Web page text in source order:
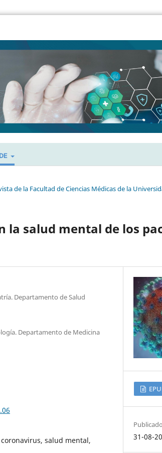
de la Facultad de Ciencias Médicas de la
la salud mental de los
Departamento de Salud
Departamento de Medicina
salud mental,
Publicado
31-08-